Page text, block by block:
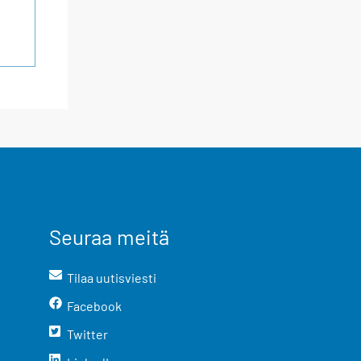
Seuraa meitä
Tilaa uutisviesti
Facebook
Twitter